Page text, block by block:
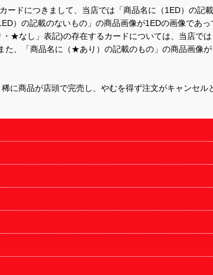
ードにつきまして、当店では「商品名に（1ED）の
）の記載のないもの」の商品画像が1EDの画像であ
★なし」表記)の存在するカードについては、当店
た、「商品名に（★あり）の記載のもの」の商品画像
に商品が店頭で完売し、やむを得ず注文がキャンセル